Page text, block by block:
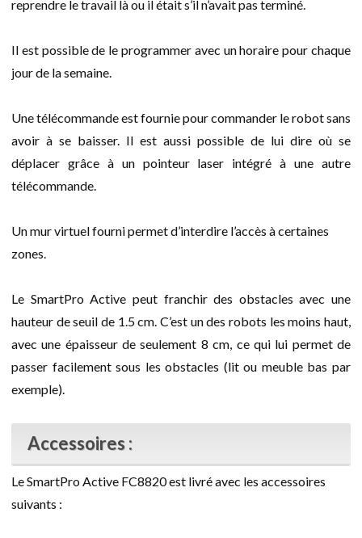
reprendre le travail là ou il était s’il n’avait pas terminé.
Il est possible de le programmer avec un horaire pour chaque
jour de la semaine.
Une télécommande est fournie pour commander le robot sans
avoir à se baisser. Il est aussi possible de lui dire où se
déplacer grâce à un pointeur laser intégré à une autre
télécommande.
Un mur virtuel fourni permet d’interdire l’accès à certaines
zones.
Le SmartPro Active peut franchir des obstacles avec une
hauteur de seuil de 1.5 cm. C’est un des robots les moins haut,
avec une épaisseur de seulement 8 cm, ce qui lui permet de
passer facilement sous les obstacles (lit ou meuble bas par
exemple).
Accessoires :
Le SmartPro Active FC8820 est livré avec les accessoires
suivants :